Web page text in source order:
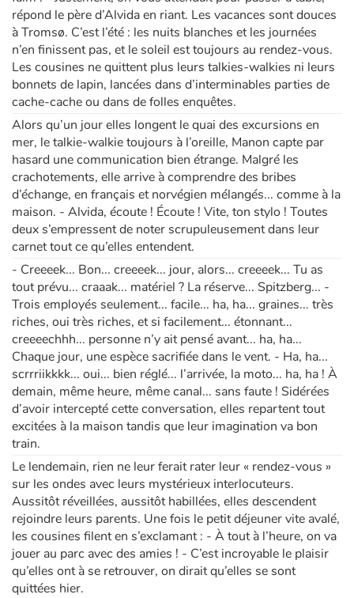
répond le père d’Alvida en riant. Les vacances sont douces
à Tromsø. C’est l’été : les nuits blanches et les journées
n’en finissent pas, et le soleil est toujours au rendez-vous.
Les cousines ne quittent plus leurs talkies-walkies ni leurs
bonnets de lapin, lancées dans d’interminables parties de
cache-cache ou dans de folles enquêtes.
Alors qu’un jour elles longent le quai des excursions en
mer, le talkie-walkie toujours à l’oreille, Manon capte par
hasard une communication bien étrange. Malgré les
crachotements, elle arrive à comprendre des bribes
d’échange, en français et norvégien mélangés... comme à la
maison. - Alvida, écoute ! Écoute ! Vite, ton stylo ! Toutes
deux s’empressent de noter scrupuleusement dans leur
carnet tout ce qu’elles entendent.
- Creeeek... Bon... creeeek... jour, alors... creeeek... Tu as
tout prévu... craaak... matériel ? La réserve... Spitzberg... -
Trois employés seulement... facile... ha, ha... graines... très
riches, oui très riches, et si facilement... étonnant...
creeeechhh... personne n’y ait pensé avant... ha, ha...
Chaque jour, une espèce sacrifiée dans le vent. - Ha, ha...
scrrriikkkk... oui... bien réglé... l’arrivée, la moto... ha, ha ! À
demain, même heure, même canal... sans faute ! Sidérées
d’avoir intercepté cette conversation, elles repartent tout
excitées à la maison tandis que leur imagination va bon
train.
Le lendemain, rien ne leur ferait rater leur « rendez-vous »
sur les ondes avec leurs mystérieux interlocuteurs.
Aussitôt réveillées, aussitôt habillées, elles descendent
rejoindre leurs parents. Une fois le petit déjeuner vite avalé,
les cousines filent en s’exclamant : - À tout à l’heure, on va
jouer au parc avec des amies ! - C’est incroyable le plaisir
qu’elles ont à se retrouver, on dirait qu’elles se sont
quittées hier.